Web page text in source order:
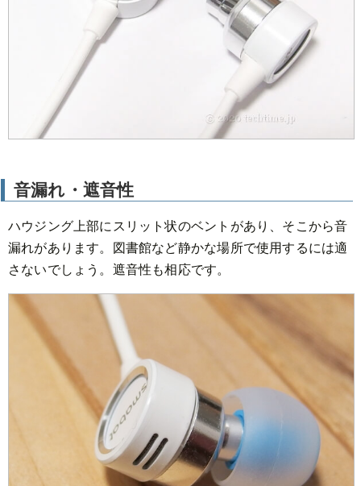
音漏れ・遮音性
ハウジング上部にスリット状のベントがあり、そこから音
漏れがあります。図書館など静かな場所で使用するには適
さないでしょう。遮音性も相応です。